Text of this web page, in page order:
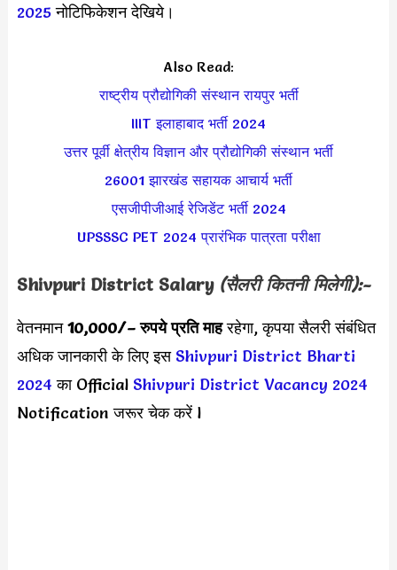
2025नोटिफिकेशन देखिये।
Also Read:
राष्ट्रीय प्रौद्योगिकी संस्थान रायपुर भर्ती
IIIT इलाहाबाद भर्ती 2024
उत्तर पूर्वी क्षेत्रीय विज्ञान और प्रौद्योगिकी संस्थान भर्ती
26001 झारखंड सहायक आचार्य भर्ती
एसजीपीजीआई रेजिडेंट भर्ती 2024
UPSSSC PET 2024 प्रारंभिक पात्रता परीक्षा
Shivpuri District Salary (सैलरी कितनी मिलेगी):-
वेतनमान10,000/– रुपये प्रति माहरहेगा, कृपया सैलरी संबंधित
अधिक जानकारी के लिए इस Shivpuri District Bharti
2024 का Official Shivpuri District Vacancy 2024
Notification जरूर चेक करें l